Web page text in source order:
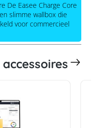
De Easee Charge Core
slimme wallbox die
voor commercieel